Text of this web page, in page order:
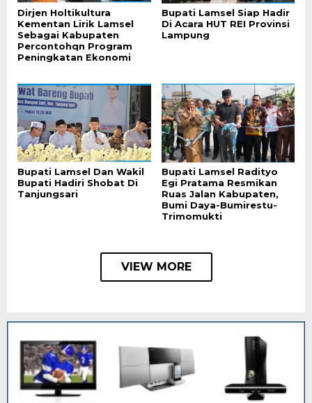
Dirjen Holtikultura
Kementan Lirik Lamsel
Sebagai Kabupaten
Percontohqn Program
Peningkatan Ekonomi
Bupati Lamsel Siap Hadir
Di Acara HUT REI Provinsi
Lampung
Bupati Lamsel Dan Wakil
Bupati Hadiri Shobat Di
Tanjungsari
Bupati Lamsel Radityo
Egi Pratama Resmikan
Ruas Jalan Kabupaten,
Bumi Daya-Bumirestu-
Trimomukti
VIEW MORE